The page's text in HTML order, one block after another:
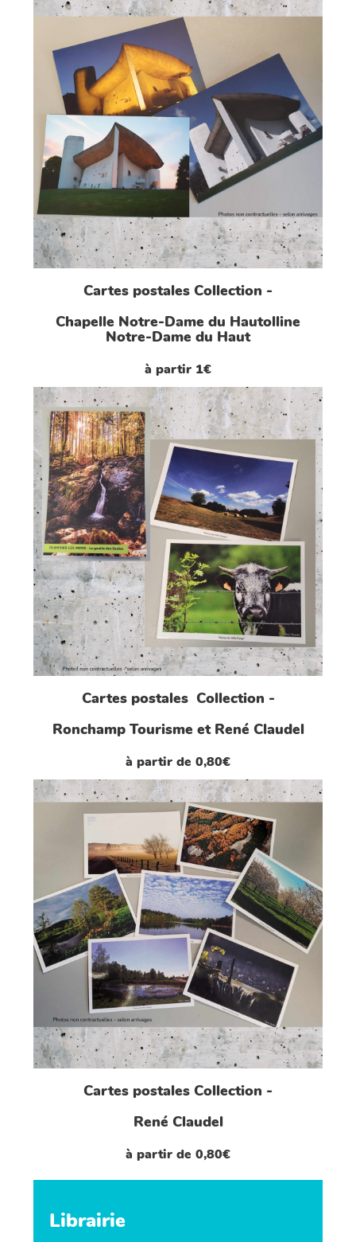
Cartes postales Collection -
Chapelle Notre-Dame du Hautolline
Notre-Dame du Haut
à partir 1€
Cartes postales Collection -
Ronchamp Tourisme et René Claudel
à partir de 0,80€
Cartes postales Collection -
René Claudel
à partir de 0,80€
Librairie